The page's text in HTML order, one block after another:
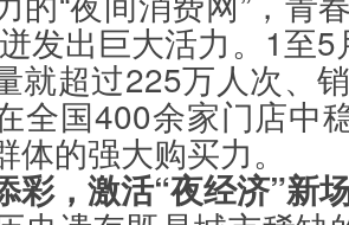
发出巨大活力。1至
就超过225万人次、
全国400余家门店中
体的强大购买力。
彩，激活“夜经济”新